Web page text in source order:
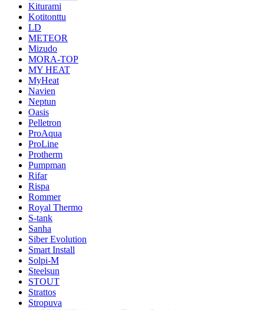
Kiturami
Kotitonttu
LD
METEOR
Mizudo
MORA-TOP
MY HEAT
MyHeat
Navien
Neptun
Oasis
Pelletron
ProAqua
ProLine
Protherm
Pumpman
Rifar
Rispa
Rommer
Royal Thermo
S-tank
Sanha
Siber Evolution
Smart Install
Solpi-M
Steelsun
STOUT
Strattos
Stropuva